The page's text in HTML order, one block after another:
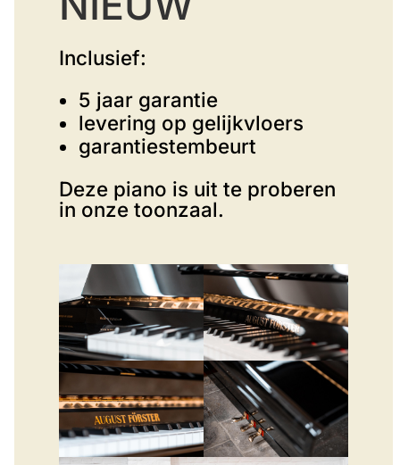
Inclusief:
5 jaar garantie
levering op gelijkvloers
garantiestembeurt
Deze piano is uit te proberen
in onze toonzaal.